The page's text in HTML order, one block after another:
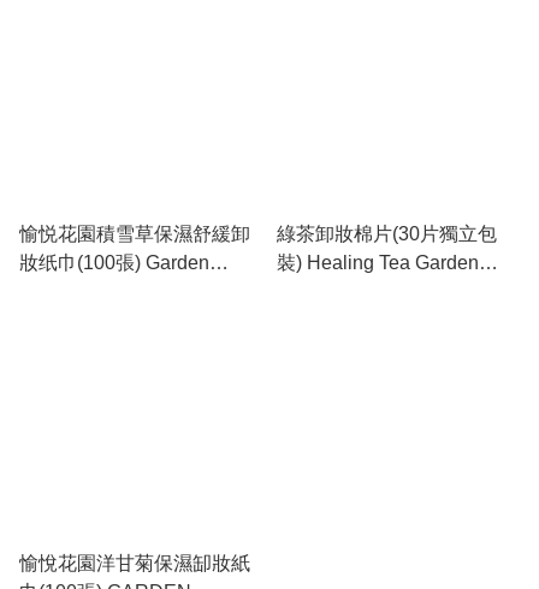
愉悦花園積雪草保濕舒緩卸
妝纸巾(100張) Garden
綠茶卸妝棉片(30片獨立包
裝) Healing Tea Garden
愉悅花園洋甘菊保濕缷妝紙